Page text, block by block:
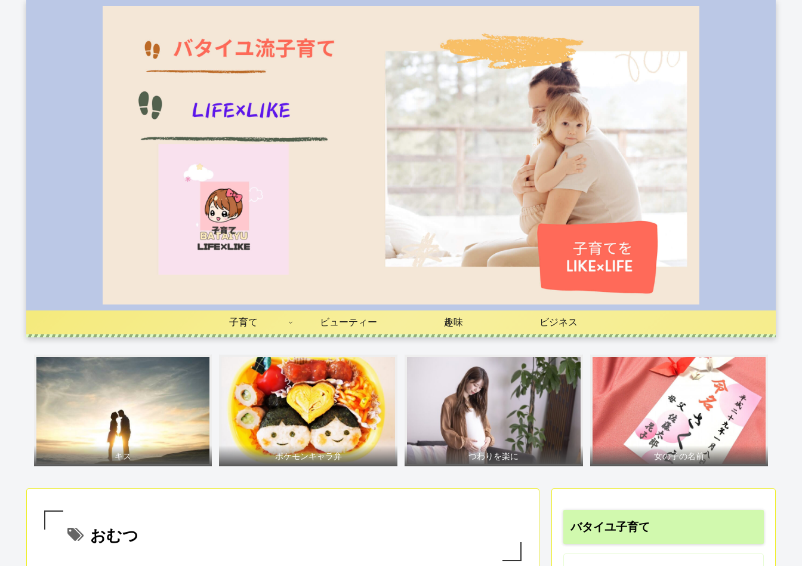
子育て ビューティー 趣味 ビジネス
キス ポケモンキャラ弁 つわりを楽に 女の子の名前
おむつ バタイユ子育て